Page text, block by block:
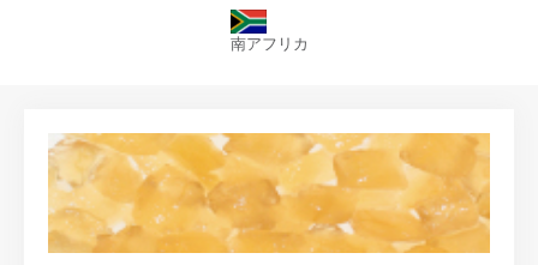
南アフリカ